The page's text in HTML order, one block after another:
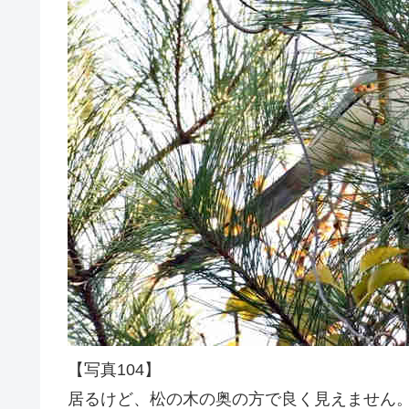
【写真104】
居るけど、松の木の奥の方で良く見えません